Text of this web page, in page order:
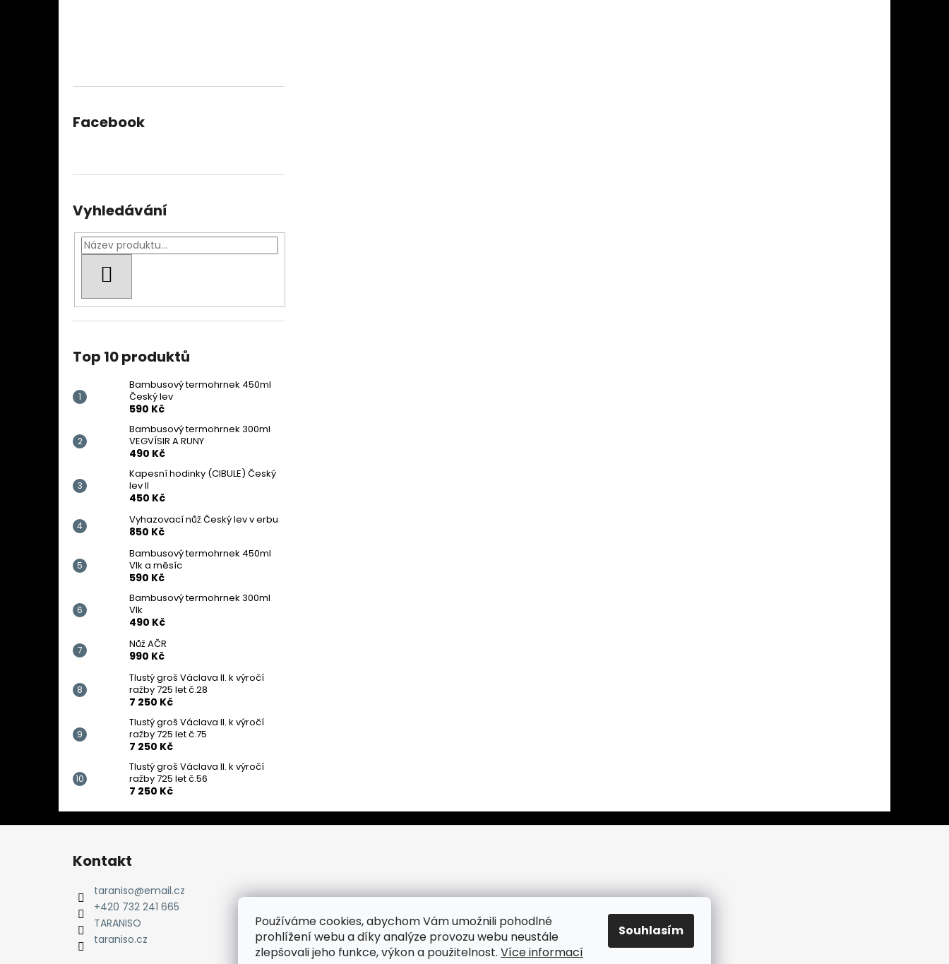
Používáme cookies, abychom Vám umožnili pohodlné
prohlížení webu a díky analýze provozu webu neustále
zlepšovali jeho funkce, výkon a použitelnost. Více informací
Souhlasím
Facebook
Vyhledávání
Top 10 produktů
Bambusový termohrnek 450ml
Český lev
590 Kč
Bambusový termohrnek 300ml
VEGVÍSIR A RUNY
490 Kč
Kapesní hodinky (CIBULE) Český
lev II
450 Kč
Vyhazovací nůž Český lev v erbu
850 Kč
Bambusový termohrnek 450ml
Vlk a měsíc
590 Kč
Bambusový termohrnek 300ml
Vlk
490 Kč
Nůž AČR
990 Kč
Tlustý groš Václava II. k výročí
ražby 725 let č.28
7 250 Kč
Tlustý groš Václava II. k výročí
ražby 725 let č.75
7 250 Kč
Tlustý groš Václava II. k výročí
ražby 725 let č.56
7 250 Kč
Z
Kontakt
taraniso@email.cz
+420 732 241 665
TARANISO
taraniso.cz